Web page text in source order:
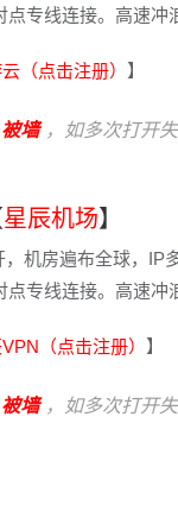
点专线连接。高速冲
（点击注册） 】
被墙，如多次打开
星辰机场】
机房遍布全球，IP
点专线连接。高速冲
（点击注册） 】
被墙，如多次打开